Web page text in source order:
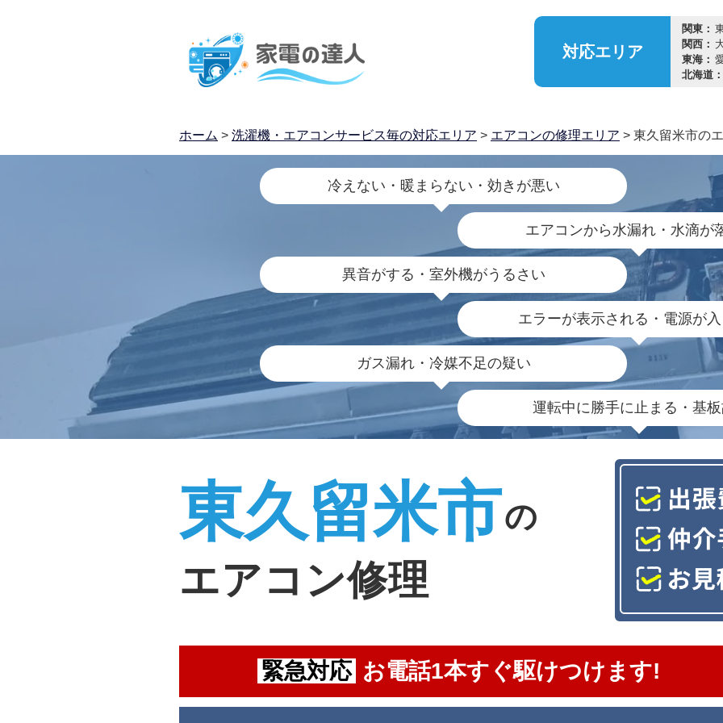
対応エリア
関東：
関西：
東海：
北海道：
ホーム > 洗濯機・エアコンサービス毎の対応エリア > エアコンの修理エリア > 東久留米市の
冷えない・暖まらない・効きが悪い
エアコンから水漏れ・水滴が
異音がする・室外機がうるさい
エラーが表示される・電源が
ガス漏れ・冷媒不足の疑い
運転中に勝手に止まる・基
東久留米市の
エアコン修理
緊急対応 お電話1本すぐ駆けつけます!